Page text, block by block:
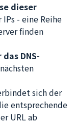
dieser
- eine Reihe
finden
DNS-
sich der
entsprechende
URL ab